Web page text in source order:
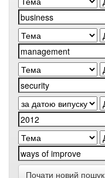
Почати новий пошук